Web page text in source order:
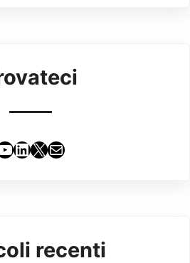
LinkedIn
X Email
recenti